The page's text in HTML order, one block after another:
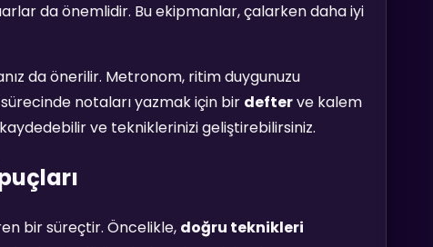
da önemlidir. Bu ekipmanlar, çalarken daha iyi
da önerilir. Metronom, ritim duygunuzu
notaları yazmak için bir defterve kalem
ve tekniklerinizi geliştirebilirsiniz.
bir süreçtir. Öncelikle, doğru teknikleri